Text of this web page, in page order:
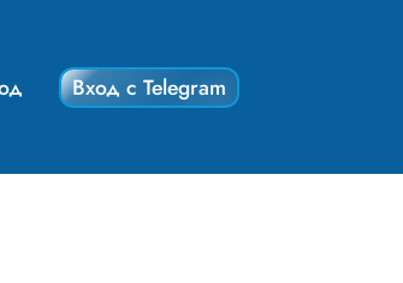
Вход с Telegram